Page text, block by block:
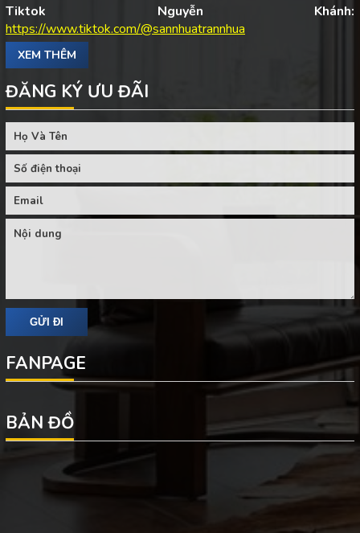
Tiktok Nguyễn Khánh:
https://www.tiktok.com/@sannhuatrannhua
XEM THÊM
ĐĂNG KÝ ƯU ĐÃI
FANPAGE
BẢN ĐỒ